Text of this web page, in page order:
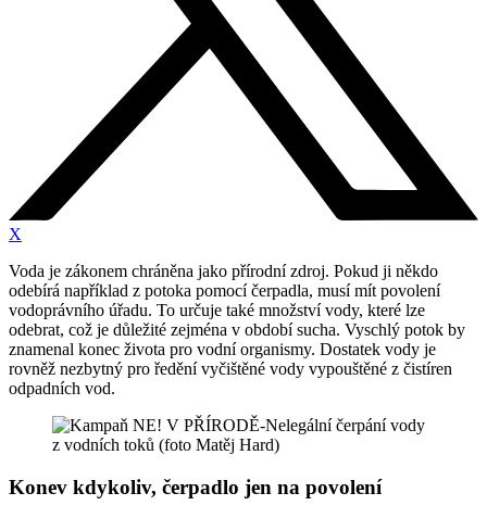
X
Voda je zákonem chráněna jako přírodní zdroj. Pokud ji někdo
odebírá například z potoka pomocí čerpadla, musí mít povolení
vodoprávního úřadu. To určuje také množství vody, které lze
odebrat, což je důležité zejména v období sucha. Vyschlý potok by
znamenal konec života pro vodní organismy. Dostatek vody je
rovněž nezbytný pro ředění vyčištěné vody vypouštěné z čistíren
odpadních vod.
Konev kdykoliv, čerpadlo jen na povolení